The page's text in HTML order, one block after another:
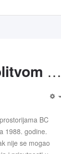
Povezani molitvom - BC Zadar
BC
1988. godine.
nije se mogao